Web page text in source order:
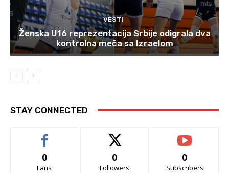
VESTI
Ženska U16 reprezentacija Srbije odigrala dva
kontrolna meča sa Izraelom
STAY CONNECTED
0
Fans
0
Followers
0
Subscribers